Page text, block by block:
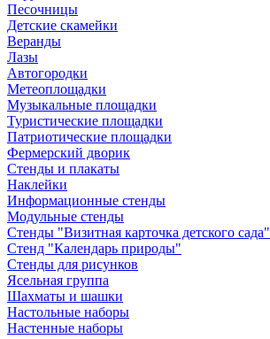
Песочницы
Детские скамейки
Веранды
Лазы
Автогородки
Метеоплощадки
Музыкальные площадки
Туристические площадки
Патриотические площадки
Фермерский дворик
Стенды и плакаты
Наклейки
Информационные стенды
Модульные стенды
Стенды "Визитная карточка детского сада"
Стенд "Календарь природы"
Стенды для рисунков
Ясельная группа
Шахматы и шашки
Настольные наборы
Настенные наборы